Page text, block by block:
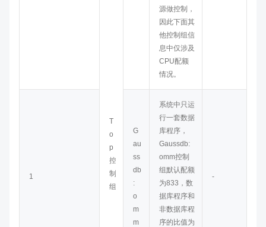
T
o
p
控
制
组
源做控制，
因此下面其
他控制组信
息中仅涉及
CPU配额
情况。
1
G
au
ss
db
:
o
m
m
系统中只运
行一套数据
库程序，
Gaussdb:
omm控制
组默认配额
为833，数
据库程序和
非数据库程
序的比值为
-